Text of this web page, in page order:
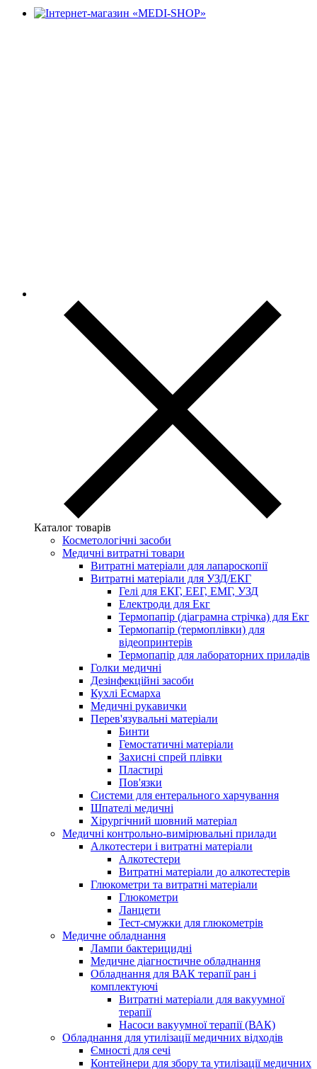
Каталог товарів
Косметологічні засоби
Медичні витратні товари
Витратні матеріали для лапароскопії
Витратні матеріали для УЗД/ЕКГ
Гелі для ЕКГ, ЕЕГ, ЕМГ, УЗД
Електроди для Екг
Термопапір (діаграмна стрічка) для Екг
Термопапір (термоплівки) для
відеопринтерів
Термопапір для лабораторних приладів
Голки медичні
Дезінфекційні засоби
Кухлі Есмарха
Медичні рукавички
Перев'язувальні матеріали
Бинти
Гемостатичні матеріали
Захисні спрей плівки
Пластирі
Пов'язки
Системи для ентерального харчування
Шпателі медичні
Хірургічний шовний матеріал
Медичні контрольно-вимірювальні прилади
Алкотестери і витратні матеріали
Алкотестери
Витратні матеріали до алкотестерів
Глюкометри та витратні матеріали
Глюкометри
Ланцети
Тест-смужки для глюкометрів
Медичне обладнання
Лампи бактерицидні
Медичне діагностичне обладнання
Обладнання для ВАК терапії ран і
комплектуючі
Витратні матеріали для вакуумної
терапії
Насоси вакуумної терапії (ВАК)
Обладнання для утилізації медичних відходів
Ємності для сечі
Контейнери для збору та утилізації медичних